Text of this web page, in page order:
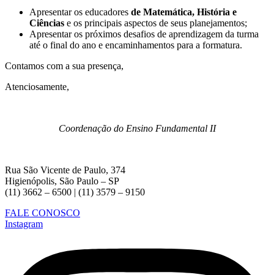
Apresentar os educadores de Matemática, História e
Ciências e os principais aspectos de seus planejamentos;
Apresentar os próximos desafios de aprendizagem da turma
até o final do ano e encaminhamentos para a formatura.
Contamos com a sua presença,
Atenciosamente,
Coordenação do Ensino Fundamental II
Rua São Vicente de Paulo, 374
Higienópolis, São Paulo – SP
(11) 3662 – 6500 | (11) 3579 – 9150
FALE CONOSCO
Instagram